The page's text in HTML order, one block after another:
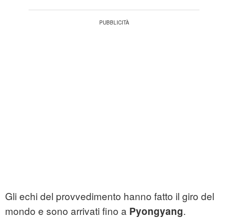
Gli echi del provvedimento hanno fatto il giro del
mondo e sono arrivati fino a Pyongyang.